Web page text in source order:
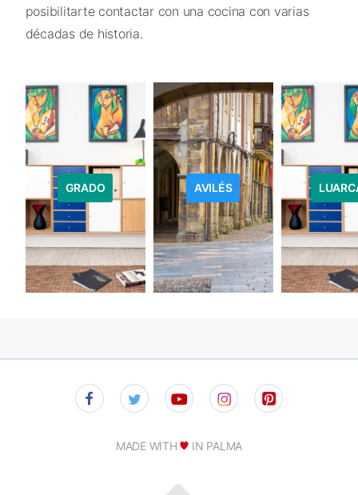
posibilitarte contactar con una cocina con varias
décadas de historia.
GRADO AVILÉS
MADE WITH IN PALMA